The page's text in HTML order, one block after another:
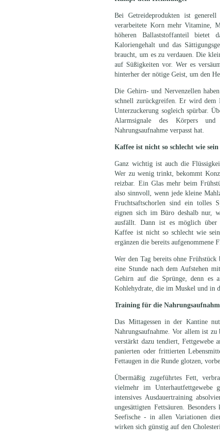
Bei Getreideprodukten ist
verarbeitete Korn mehr Vitamine,
höheren Ballaststoffanteil bietet
Kaloriengehalt und das
braucht, um es zu verdauen. Die
auf Süßigkeiten vor. Wer es
hinterher der nötige Geist, um den
Die Gehirn- und Nervenzellen
schnell zurückgreifen. Er wird dem
Unterzuckerung sogleich spürbar.
Alarmsignale des Körpers
Nahrungsaufnahme verpasst hat.
Kaffee ist nicht so schlecht wie
Ganz wichtig ist auch die
Wer zu wenig trinkt, bekommt
reizbar. Ein Glas mehr beim
also sinnvoll, wenn jede kleine
Fruchtsaftschorlen sind ein tolles
eignen sich im Büro deshalb nur,
ausfällt. Dann ist es möglich über
Kaffee ist nicht so schlecht wie
ergänzen die bereits aufgenommene
Wer den Tag bereits ohne Frühstück
eine Stunde nach dem Aufstehen
Gehirn auf die Sprünge, denn es
Kohlehydrate, die im Muskel und in
Training für die
Das Mittagessen in der Kantine
Nahrungsaufnahme. Vor allem ist
verstärkt dazu tendiert, Fettgewebe
panierten oder frittierten
Fettaugen in die Runde glotzen,
Übermäßig zugeführtes Fett,
vielmehr im Unterhautfettgewebe
intensives Ausdauertraining
ungesättigten Fettsäuren.
Seefische - in allen Variationen
wirken sich günstig auf den